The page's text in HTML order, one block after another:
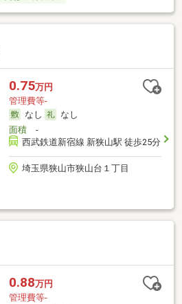
0.75万円
管理費等-
なし
なし
面積-
西武鉄道新宿線 新狭山駅 徒歩25分
埼玉県狭山市狭山台１丁目
0.88万円
管理費等-